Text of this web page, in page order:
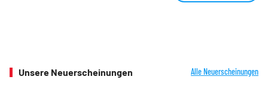
Unsere Neuerscheinungen Alle Neuerscheinungen